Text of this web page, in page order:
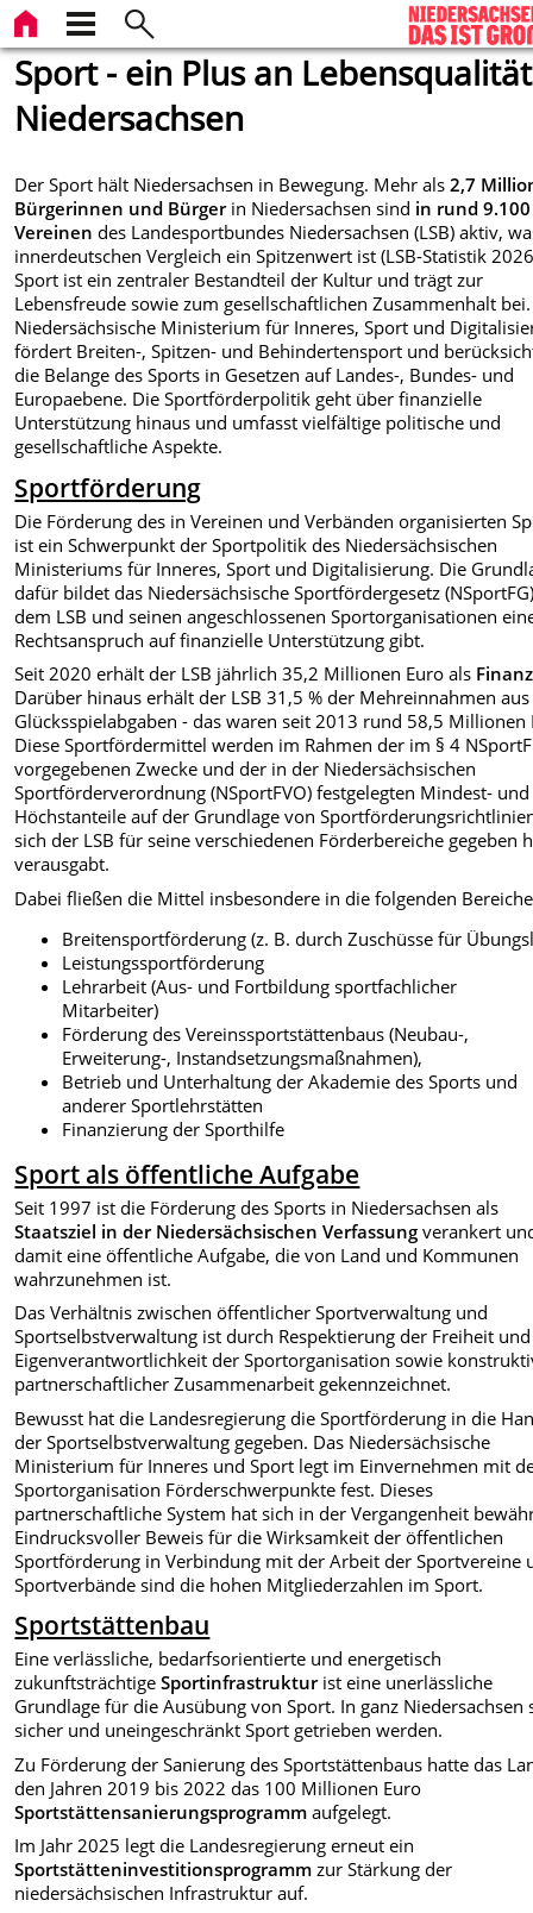
Sport - ein Plus an
Niedersachsen
Der Sport hält Niedersachsen in Bewegung. Mehr als 2,7
Bürgerinnen und Bürger in Niedersachsen sind in rund 9.100
Vereinen des Landesportbundes Niedersachsen (LSB) aktiv,
innerdeutschen Vergleich ein Spitzenwert ist (LSB-Statistik
Sport ist ein zentraler Bestandteil der Kultur und trägt zur
Lebensfreude sowie zum gesellschaftlichen Zusammenhalt
Niedersächsische Ministerium für Inneres, Sport und
fördert Breiten-, Spitzen- und Behindertensport und
die Belange des Sports in Gesetzen auf Landes-, Bundes- und
Europaebene. Die Sportförderpolitik geht über finanzielle
Unterstützung hinaus und umfasst vielfältige politische und
gesellschaftliche Aspekte.
Sportförderung
Die Förderung des in Vereinen und Verbänden organisierten
ist ein Schwerpunkt der Sportpolitik des Niedersächsischen
Ministeriums für Inneres, Sport und Digitalisierung. Die
dafür bildet das Niedersächsische Sportfördergesetz
dem LSB und seinen angeschlossenen Sportorganisationen
Rechtsanspruch auf finanzielle Unterstützung gibt.
Seit 2020 erhält der LSB jährlich 35,2 Millionen Euro als
Darüber hinaus erhält der LSB 31,5 % der Mehreinnahmen
Glücksspielabgaben - das waren seit 2013 rund 58,5 Millionen
Diese Sportfördermittel werden im Rahmen der im § 4
vorgegebenen Zwecke und der in der Niedersächsischen
Sportförderverordnung (NSportFVO) festgelegten Min­dest- und
Höchstanteile auf der Grundlage von
sich der LSB für seine verschiedenen Förderbereiche gegeben
verausgabt.
Dabei fließen die Mittel insbesondere in die folgenden
Breitensportförderung (z. B. durch Zuschüsse für
Leistungssportförderung
Lehrarbeit (Aus- und Fortbildung sportfachlicher
Mitarbeiter)
Förderung des Vereinssportstättenbaus (Neubau-,
Erweiterung-, Instandsetzungsmaßnahmen),
Betrieb und Unterhaltung der Akademie des Sports und
anderer Sportlehrstätten
Finanzierung der Sporthilfe
Sport als öffentliche Aufgabe
Seit 1997 ist die Förderung des Sports in Niedersachsen als
Staatsziel in der Niedersächsischen Verfassung verankert
damit eine öffentliche Aufgabe, die von Land und Kommunen
wahrzunehmen ist.
Das Verhältnis zwischen öffentlicher Sportverwaltung und
Sportselbstverwaltung ist durch Respektierung der Freiheit und
Eigenverantwortlichkeit der Sportorganisation sowie
partnerschaftlicher Zusammenarbeit gekennzeichnet.
Bewusst hat die Landesregierung die Sportförderung in die
der Sportselbstverwaltung gegeben. Das Niedersächsische
Ministerium für Inneres und Sport legt im Einvernehmen mit
Sportorganisation Förderschwerpunkte fest. Dieses
partnerschaftliche System hat sich in der Vergangenheit
Eindrucksvoller Beweis für die Wirksamkeit der öffentlichen
Sportförderung in Verbindung mit der Arbeit der Sportvereine
Sportverbände sind die hohen Mitgliederzahlen im Sport.
Sportstättenbau
Eine verlässliche, bedarfsorientierte und energetisch
zukunftsträchtigeSportinfrastrukturist eine unerlässliche
Grundlage für die Ausübung von Sport. In ganz Niedersachsen
sicher und uneingeschränkt Sport getrieben werden.
Zu Förderung der Sanierung des Sportstättenbaus hatte das
den Jahren 2019 bis 2022 das 100 Millionen Euro
Sportstättensanierungsprogramm aufgelegt.
Im Jahr 2025 legt die Landesregierung erneut ein
Sportstätteninvestitionsprogramm zur Stärkung der
niedersächsischen Infrastruktur auf.